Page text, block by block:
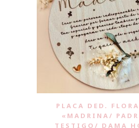
PLACA DED.
«MADRINA/
TESTIGO/ DAMA